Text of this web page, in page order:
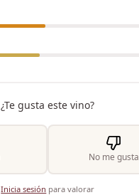
¿Te gusta este vino?
No me gusta
Inicia sesión para valorar